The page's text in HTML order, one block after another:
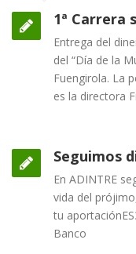
1ª Carrera
Entrega del
del “Día de la
Fuengirola. La
es la directora
Seguimos
En ADINTRE
vida del
tu
Banco